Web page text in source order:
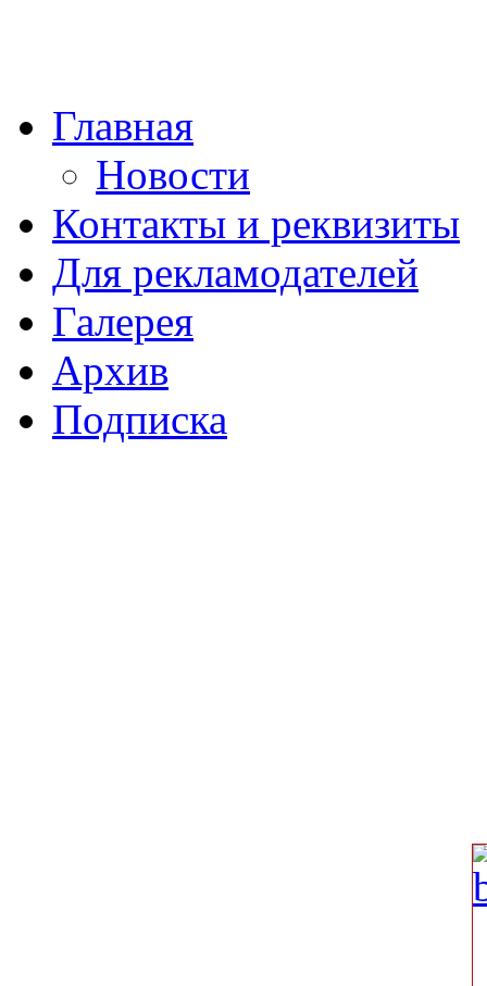
Главная
Новости
Контакты и реквизиты
Для рекламодателей
Галерея
Архив
Подписка